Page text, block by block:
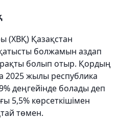
(ХВҚ) Қазақстан
болжамын аздап
болып отыр. Қордың
2025 жылы республика
деңгейінде болады деп
5,5% көрсеткішімен
төмен.